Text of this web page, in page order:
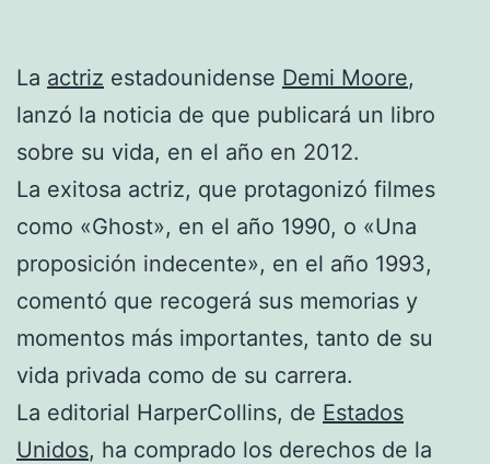
La actriz estadounidense Demi Moore,
lanzó la noticia de que publicará un libro
sobre su vida, en el año en 2012.
La exitosa actriz, que protagonizó filmes
como «Ghost», en el año 1990, o «Una
proposición indecente», en el año 1993,
comentó que recogerá sus memorias y
momentos más importantes, tanto de su
vida privada como de su carrera.
La editorial HarperCollins, de Estados
Unidos, ha comprado los derechos de la